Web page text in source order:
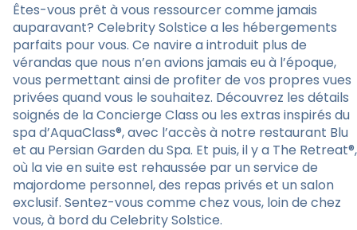
Êtes-vous prêt à vous ressourcer comme jamais
auparavant? Celebrity Solstice a les hébergements
parfaits pour vous. Ce navire a introduit plus de
vérandas que nous n’en avions jamais eu à l’époque,
vous permettant ainsi de profiter de vos propres vues
privées quand vous le souhaitez. Découvrez les détails
soignés de la Concierge Class ou les extras inspirés du
spa d’AquaClass®, avec l’accès à notre restaurant Blu
et au Persian Garden du Spa. Et puis, il y a The Retreat®,
où la vie en suite est rehaussée par un service de
majordome personnel, des repas privés et un salon
exclusif. Sentez-vous comme chez vous, loin de chez
vous, à bord du Celebrity Solstice.